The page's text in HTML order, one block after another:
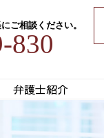
ご相談ください。
830
弁護士紹介